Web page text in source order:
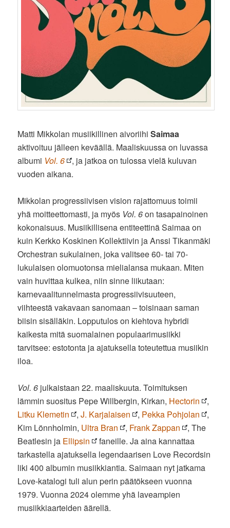
Matti Mikkolan musiikillinen aivoriihiSaimaa
aktivoituu jälleen keväällä. Maaliskuussa on luvassa
albumi Vol. 6
, ja jatkoa on tulossa vielä kuluvan
vuoden aikana.
Mikkolan progressiivisen vision rajattomuus toimii
yhä moitteettomasti, ja myös Vol. 6on tasapainoinen
kokonaisuus. Musiikillisena entiteettinä Saimaa on
kuin Kerkko Koskinen Kollektiivin ja Anssi Tikanmäki
Orchestran sukulainen, joka valitsee 60- tai 70-
lukulaisen olomuotonsa mielialansa mukaan. Miten
vain huvittaa kulkea, niin sinne liikutaan:
karnevaalitunnelmasta progressiivisuuteen,
viihteestä vakavaan sanomaan – toisinaan saman
biisin sisälläkin. Lopputulos on kiehtova hybridi
kaikesta mitä suomalainen populaarimusiikki
tarvitsee: estotonta ja ajatuksella toteutettua musiikin
iloa.
Vol. 6 julkaistaan 22. maaliskuuta. Toimituksen
lämmin suositus Pepe Willbergin, Kirkan, Hectorin
,
Litku Klemetin
,J. Karjalaisen , Pekka Pohjolan
,
Kim Lönnholmin, Ultra Bran , Frank Zappan
, The
Beatlesin ja Ellipsin
faneille. Ja aina kannattaa
tarkastella ajatuksella legendaarisen Love Recordsin
liki 400 albumin musiikkiantia. Saimaan nyt jatkama
Love-katalogi tuli alun perin päätökseen vuonna
1979. Vuonna 2024 olemme yhä laveampien
musiikkiaarteiden äärellä.